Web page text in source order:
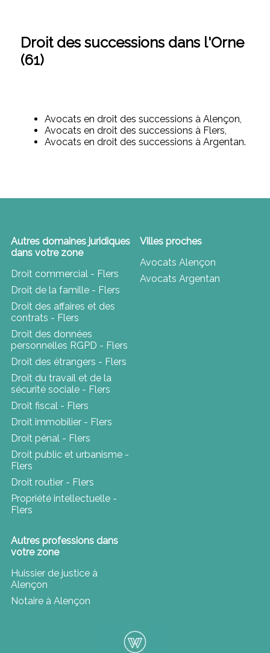
Droit des successions dans l'Orne
(61)
Avocats en droit des successions à Alençon,
Avocats en droit des successions à Flers,
Avocats en droit des successions à Argentan.
Autres domaines juridiques
dans votre zone
Droit commercial - Flers
Droit de la famille - Flers
Droit des affaires et des
contrats - Flers
Droit des données
personnelles RGPD - Flers
Droit des étrangers - Flers
Droit du travail et de la
sécurité sociale - Flers
Droit fiscal - Flers
Droit immobilier - Flers
Droit pénal - Flers
Droit public et urbanisme -
Flers
Droit routier - Flers
Propriété intellectuelle -
Flers
Autres professions dans
votre zone
Huissier de justice à
Alençon
Notaire à Alençon
Villes proches
Avocats Alençon
Avocats Argentan